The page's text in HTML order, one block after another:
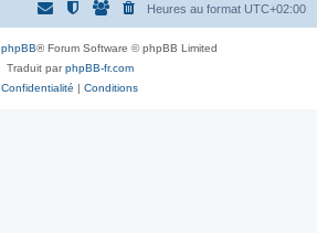
Heures au format UTC+02:00
phpBB® Forum Software © phpBB Limited
Traduit parphpBB-fr.com
Confidentialité | Conditions